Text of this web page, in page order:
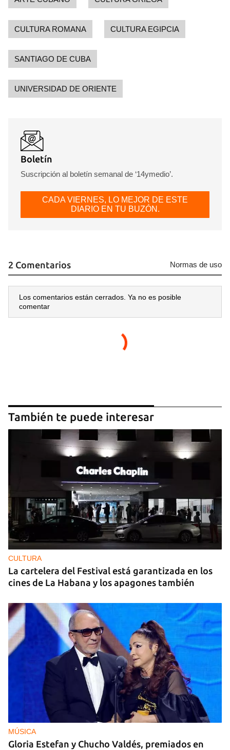
CULTURA ROMANA CULTURA EGIPCIA
SANTIAGO DE CUBA
UNIVERSIDAD DE ORIENTE
Boletín
Suscripción al boletín semanal de ‘14ymedio’.
CADA VIERNES, LO MEJOR DE ESTE
DIARIO EN TU BUZÓN.
2 Comentarios Normas de uso
Los comentarios están cerrados. Ya no es posible
comentar
También te puede interesar
CULTURA
La cartelera del Festival está garantizada en los
cines de La Habana y los apagones también
MÚSICA
Gloria Estefan y Chucho Valdés, premiados en